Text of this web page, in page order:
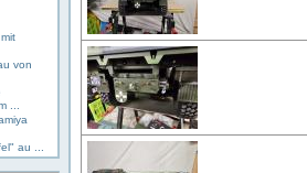
von
...
au ...